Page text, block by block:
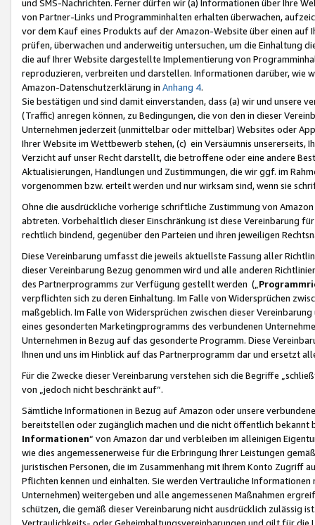
und SMS-Nachrichten. Ferner dürfen wir (a) Informationen über Ihre
von Partner-Links und Programminhalten erhalten überwachen,
vor dem Kauf eines Produkts auf der Amazon-Website über einen
prüfen, überwachen und anderweitig untersuchen, um die Einhaltung
die auf Ihrer Website dargestellte Implementierung von
reproduzieren, verbreiten und darstellen. Informationen darüber, wie
Amazon-Datenschutzerklärung in Anhang 4.
Sie bestätigen und sind damit einverstanden, dass (a) wir und
(Traffic) anregen können, zu Bedingungen, die von den in dieser
Unternehmen jederzeit (unmittelbar oder mittelbar) Websites oder
Ihrer Website im Wettbewerb stehen, (c) ein Versäumnis unsererseits,
Verzicht auf unser Recht darstellt, die betroffene oder eine andere
Aktualisierungen, Handlungen und Zustimmungen, die wir ggf. im
vorgenommen bzw. erteilt werden und nur wirksam sind, wenn sie
Ohne die ausdrückliche vorherige schriftliche Zustimmung von
abtreten. Vorbehaltlich dieser Einschränkung ist diese Vereinbarung
rechtlich bindend, gegenüber den Parteien und ihren jeweiligen
Diese Vereinbarung umfasst die jeweils aktuellste Fassung aller
dieser Vereinbarung Bezug genommen wird und alle anderen
des Partnerprogramms zur Verfügung gestellt werden („
verpflichten sich zu deren Einhaltung. Im Falle von Widersprüchen
maßgeblich. Im Falle von Widersprüchen zwischen dieser
eines gesonderten Marketingprogramms des verbundenen
Unternehmen in Bezug auf das gesonderte Programm. Diese
Ihnen und uns im Hinblick auf das Partnerprogramm dar und ersetzt
Für die Zwecke dieser Vereinbarung verstehen sich die Begriffe
von „jedoch nicht beschränkt auf“.
Sämtliche Informationen in Bezug auf Amazon oder unsere
bereitstellen oder zugänglich machen und die nicht öffentlich
Informationen“ von Amazon dar und verbleiben im alleinigen
wie dies angemessenerweise für die Erbringung Ihrer Leistungen
juristischen Personen, die im Zusammenhang mit Ihrem Konto
Pflichten kennen und einhalten. Sie werden Vertrauliche
Unternehmen) weitergeben und alle angemessenen Maßnahmen
schützen, die gemäß dieser Vereinbarung nicht ausdrücklich zulässig